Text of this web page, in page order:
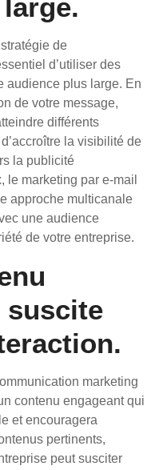
de
d’utiliser des
audience plus large. En
de votre message,
différents
la visibilité de
la publicité
le marketing par e-mail
approche multicanale
une audience
de votre entreprise.
suscite
marketing
contenu engageant qui
et encouragera
pertinents,
peut susciter